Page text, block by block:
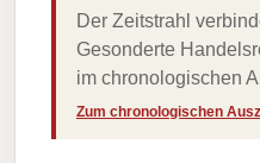
Der Zeitstrahl
Gesonderte
im chronologischen
Zum chronologischen